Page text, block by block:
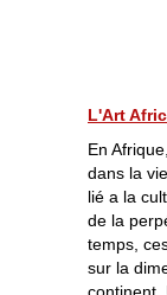
L'Art
En
dans la
lié a la
de la
temps,
sur la